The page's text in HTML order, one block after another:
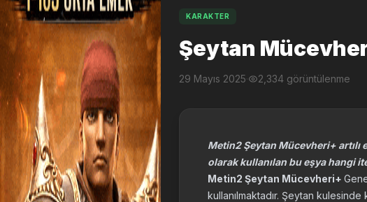
KARAKTER
Şeytan
29 Mayıs 2025· 2,334 görüntülenme
Metin2 Şeytan Mücevheri+ artılı
olarak kullanılan bu eşya hangi
Metin2 Şeytan Mücevheri+
kullanılmaktadır. Şeytan